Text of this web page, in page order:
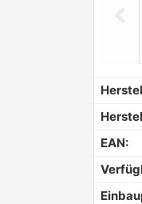
EAN: